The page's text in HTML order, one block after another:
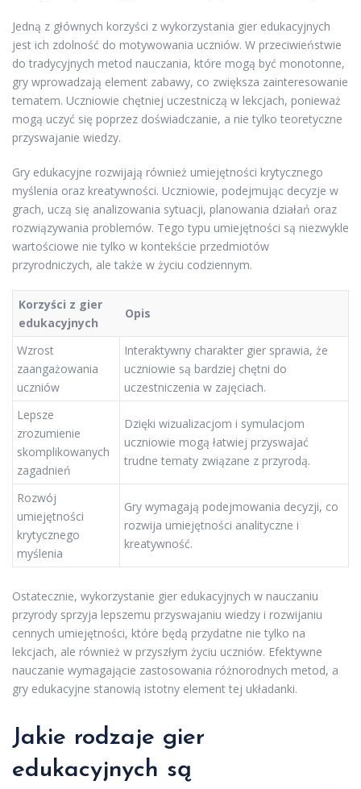
Jedną z głównych korzyści z wykorzystania gier edukacyjnych
jest ich zdolność do motywowania uczniów. W przeciwieństwie
do tradycyjnych metod nauczania, które mogą być monotonne,
gry wprowadzają element zabawy, co zwiększa zainteresowanie
tematem. Uczniowie chętniej uczestniczą w lekcjach, ponieważ
mogą uczyć się poprzez doświadczanie, a nie tylko teoretyczne
przyswajanie wiedzy.
Gry edukacyjne rozwijają również umiejętności krytycznego
myślenia oraz kreatywności. Uczniowie, podejmując decyzje w
grach, uczą się analizowania sytuacji, planowania działań oraz
rozwiązywania problemów. Tego typu umiejętności są niezwykle
wartościowe nie tylko w kontekście przedmiotów
przyrodniczych, ale także w życiu codziennym.
Korzyści z gier
edukacyjnych
Opis
Wzrost
zaangażowania
uczniów
Interaktywny charakter gier sprawia, że
uczniowie są bardziej chętni do
uczestniczenia w zajęciach.
Lepsze
zrozumienie
skomplikowanych
zagadnień
Dzięki wizualizacjom i symulacjom
uczniowie mogą łatwiej przyswajać
trudne tematy związane z przyrodą.
Rozwój
umiejętności
krytycznego
myślenia
Gry wymagają podejmowania decyzji, co
rozwija umiejętności analityczne i
kreatywność.
Ostatecznie, wykorzystanie gier edukacyjnych w nauczaniu
przyrody sprzyja lepszemu przyswajaniu wiedzy i rozwijaniu
cennych umiejętności, które będą przydatne nie tylko na
lekcjach, ale również w przyszłym życiu uczniów. Efektywne
nauczanie wymagającie zastosowania różnorodnych metod, a
gry edukacyjne stanowią istotny element tej układanki.
Jakie rodzaje gier
edukacyjnych są